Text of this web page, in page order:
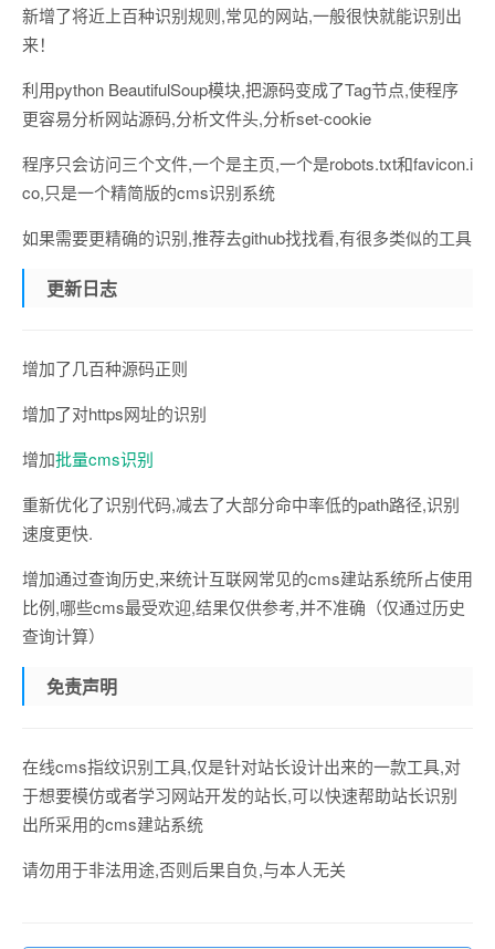
新增了将近上百种识别规则,常见的网站,一般很快就能识别出
来！
利用python BeautifulSoup模块,把源码变成了Tag节点,使程序
更容易分析网站源码,分析文件头,分析set-cookie
程序只会访问三个文件,一个是主页,一个是robots.txt和favicon.i
co,只是一个精简版的cms识别系统
如果需要更精确的识别,推荐去github找找看,有很多类似的工具
更新日志
增加了几百种源码正则
增加了对https网址的识别
增加批量cms识别
重新优化了识别代码,减去了大部分命中率低的path路径,识别
速度更快.
增加通过查询历史,来统计互联网常见的cms建站系统所占使用
比例,哪些cms最受欢迎,结果仅供参考,并不准确（仅通过历史
查询计算）
免责声明
在线cms指纹识别工具,仅是针对站长设计出来的一款工具,对
于想要模仿或者学习网站开发的站长,可以快速帮助站长识别
出所采用的cms建站系统
请勿用于非法用途,否则后果自负,与本人无关